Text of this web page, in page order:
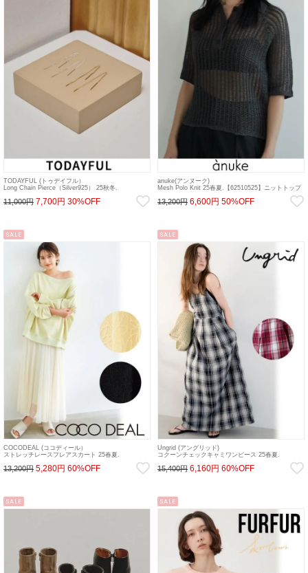
TODAYFUL (トゥデイフル）
Long Chain Pierce（Silver925） 25秋冬.
11,000円 7,700円 30%OFF
anuke(アンヌーク)
Mesh Polo Knit 25春夏.【62510525】ニットトップ
13,200円 6,600円 50%OFF
SALE
COCODEAL (ココディール）
ストレッチレースフレアスカート 25春夏.
13,200円 5,280円 60%OFF
SALE
Ungrid (アングリッド)
コクーンチェックキャミワンピース 25春夏.
15,400円 6,160円 60%OFF
SALE SALE